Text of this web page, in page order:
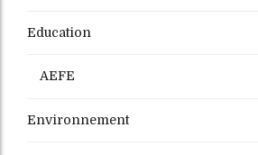
Education
AEFE
Environnement